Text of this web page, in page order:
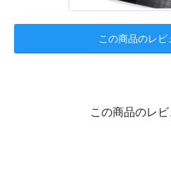
この商品のレビ
この商品のレ